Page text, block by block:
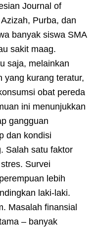
Journal of
Purba, dan
banyak siswa SMA
sakit maag.
saja, melainkan
yang kurang teratur,
obat pereda
ini menunjukkan
gangguan
dan kondisi
Salah satu faktor
Survei
lebih
laki-laki.
Masalah finansial
– banyak